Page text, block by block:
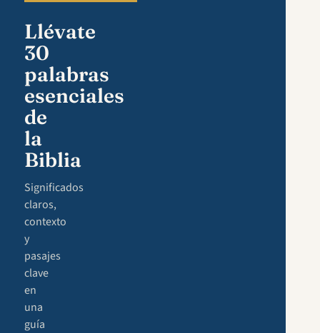
Llévate
30
palabras
esenciales
de
la
Biblia
Significados
claros,
contexto
y
pasajes
clave
en
una
guía